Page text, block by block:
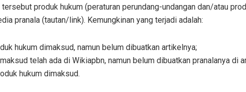
produk hukum (peraturan perundang-undangan dan/atau
pranala (tautan/link). Kemungkinan yang terjadi adalah:
hukum dimaksud, namun belum dibuatkan artikelnya;
telah ada di Wikiapbn, namun belum dibuatkan pranalanya di
hukum dimaksud.